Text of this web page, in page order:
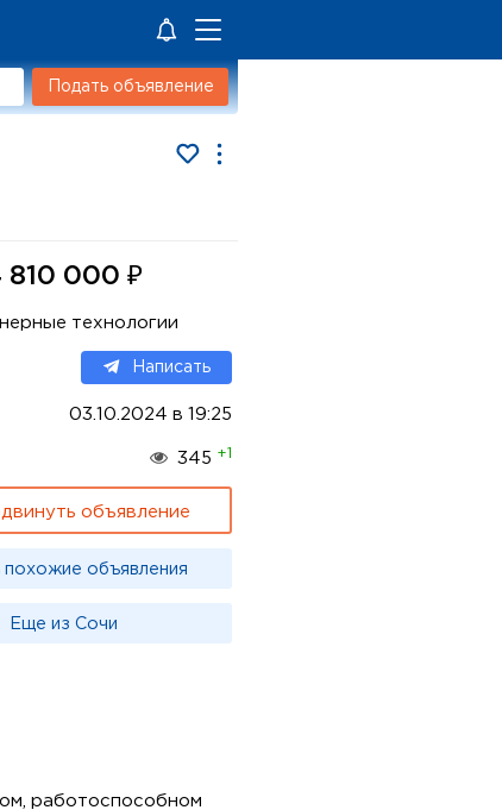
Подать объявление
810 000 ₽
технологии
Написать
03.10.2024 в 19:25
345 +1
объявление
похожие объявления
Еще из Сочи
работоспособном